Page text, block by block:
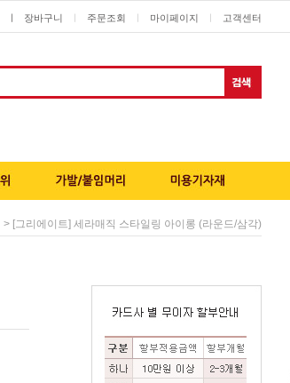
ㅣ 장바구니 주문조회 마이페이지 고객센터
> [그리에이트] 세라매직 스타일링 아이롱 (라운드/삼각)